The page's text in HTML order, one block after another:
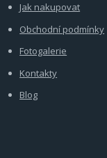
Jak nakupovat
Obchodní podmínky
Fotogalerie
Kontakty
Blog